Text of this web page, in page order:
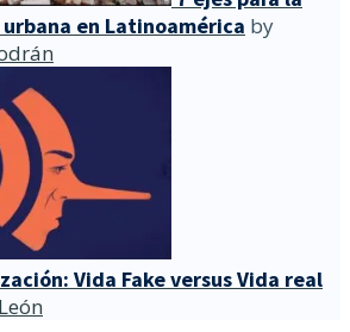
en Latinoamérica by
Vida Fake versus Vida real